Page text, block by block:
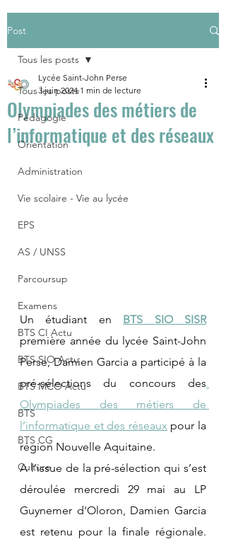
Post
Tous les posts
Pédagogie
Orientation
Administration
Vie scolaire - Vie au lycée
EPS
AS / UNSS
Parcoursup
Examens
BTS CI Actu
BTS SIO Actu
BTS MCO Actu
BTS
BTS CG
Culture
Tous les posts
Olympiades des métiers de
l’informatique et des réseaux
Lycée Saint-John Perse
3 juin 2024 1 min de lecture
Un étudiant en BTS SIO SISR
première année du lycée Saint-John
Perse, Damien Garcia a participé à la
pré-sélections du concours des
Olympiades des métiers de
l’informatique et des réseaux pour la
région Nouvelle Aquitaine.
A l’issue de la pré-sélection qui s’est
déroulée mercredi 29 mai au LP
Guynemer d'Oloron, Damien Garcia
est retenu pour la finale régionale.